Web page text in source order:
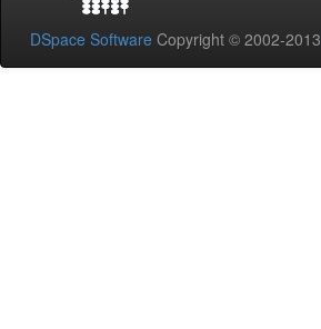
DSpace Software Copyright © 2002-2013